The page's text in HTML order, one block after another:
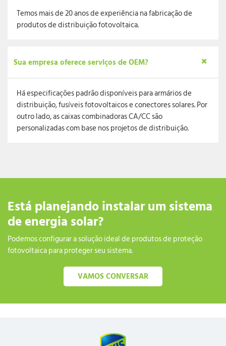
Temos mais de 20 anos de experiência na fabricação de
produtos de distribuição fotovoltaica.
Sua empresa oferece serviços de OEM?
Há especificações padrão disponíveis para armários de
distribuição, fusíveis fotovoltaicos e conectores solares. Por
outro lado, as caixas combinadoras CA/CC são
personalizadas com base nos projetos de distribuição.
Está planejando instalar um sistema
de energia solar?
Podemos configurar a solução ideal de produtos de proteção
fotovoltaica para proteger seu sistema.
VAMOS CONVERSAR